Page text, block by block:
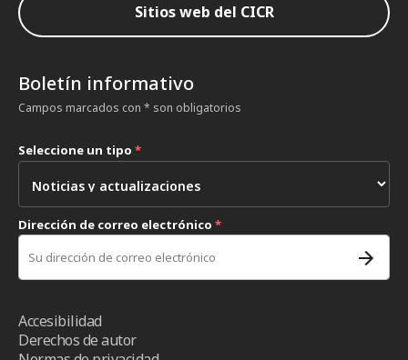
Sitios web del CICR
Boletín informativo
Campos marcados con * son obligatorios
Seleccione un tipo *
Dirección de correo electrónico *
Accesibilidad
Derechos de autor